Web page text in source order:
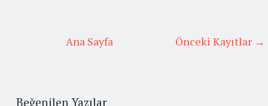
Önceki Kayıtlar →
Ana Sayfa
Beğenilen Yazılar